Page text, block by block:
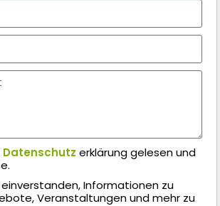
Datenschutz erklärung gelesen und
Informationen zu
Veranstaltungen und mehr zu